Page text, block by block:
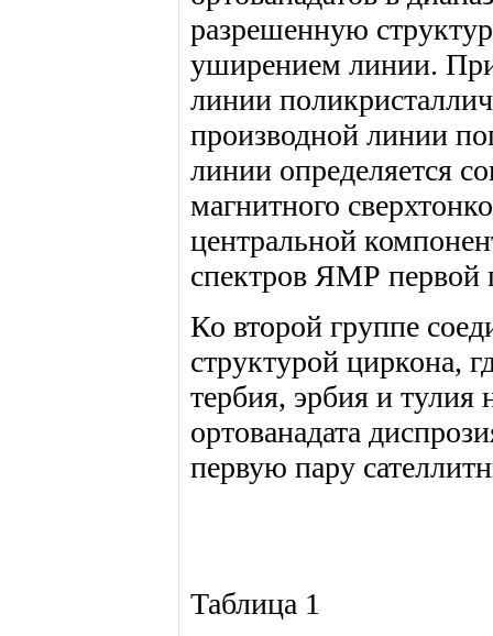
разрешенную
уширением линии.
линии
производной линии
линии определяется
магнитного
центральной
спектров ЯМР первой
Ко второй группе
структурой циркона,
тербия, эрбия и
ортованадата
первую пару
Таблица 1